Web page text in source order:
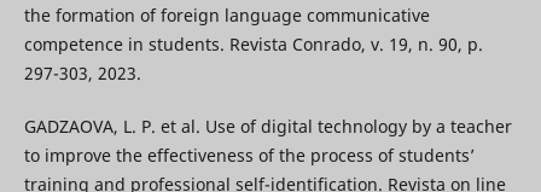
the formation of foreign language communicative
competence in students. Revista Conrado, v. 19, n. 90, p.
297-303, 2023.
GADZAOVA, L. P. et al. Use of digital technology by a teacher
to improve the effectiveness of the process of students’
training and professional self-identification. Revista on line